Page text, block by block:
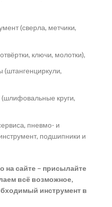
(сверла, метчики,
ключи, молотки),
круги,
пневмо- и
подшипники и
на сайте – присылайте
всё возможное,
инструмент в